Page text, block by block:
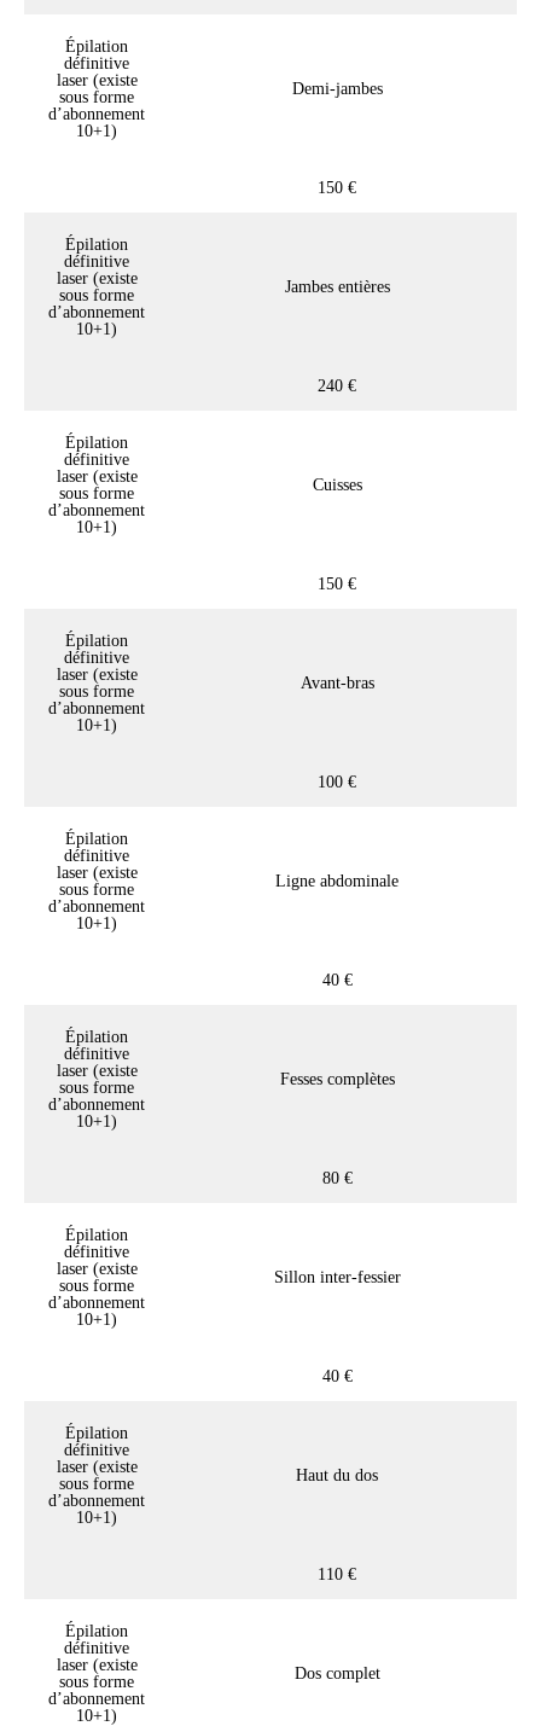
Épilation
définitive
laser (existe
sous forme
d’abonnement
10+1)
Demi-jambes
150 €
Épilation
définitive
laser (existe
sous forme
d’abonnement
10+1)
Jambes entières
240 €
Épilation
définitive
laser (existe
sous forme
d’abonnement
10+1)
Cuisses
150 €
Épilation
définitive
laser (existe
sous forme
d’abonnement
10+1)
Avant-bras
100 €
Épilation
définitive
laser (existe
sous forme
d’abonnement
10+1)
Ligne abdominale
40 €
Épilation
définitive
laser (existe
sous forme
d’abonnement
10+1)
Fesses complètes
80 €
Épilation
définitive
laser (existe
sous forme
d’abonnement
10+1)
Sillon inter-fessier
40 €
Épilation
définitive
laser (existe
sous forme
d’abonnement
10+1)
Haut du dos
110 €
Épilation
définitive
laser (existe
sous forme
d’abonnement
10+1)
Dos complet